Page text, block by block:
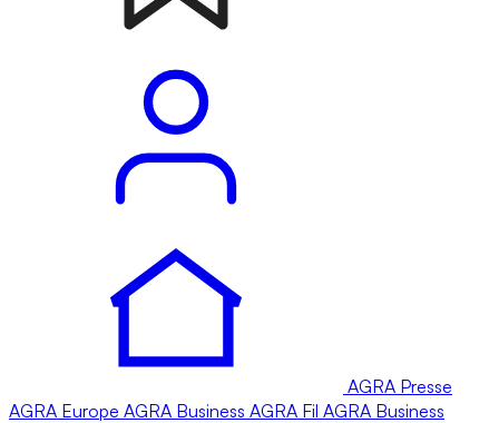
AGRA Presse
AGRA Europe AGRA Business AGRA Fil AGRA Business